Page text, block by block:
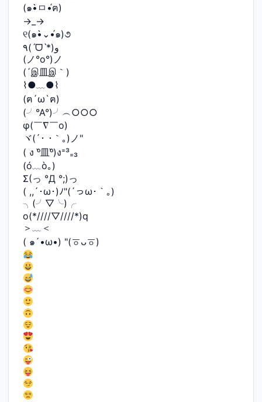
(๑•̀ㅁ•́ฅ)
→_→
୧(๑•̀⌄•́๑)૭
٩(ˊᗜˋ*)و
(ノ°ο°)ノ
(´இ皿இ｀)
⌇●﹏●⌇
(ฅ´ω`ฅ)
(╯°A°)╯︵○○○
φ(￣∇￣o)
ヾ(´･ ･｀｡)ノ"
( ง ᵒ̌皿ᵒ̌)ง⁼³₌₃
(ó﹏ò｡)
Σ(っ °Д °;)っ
( ,,´･ω･)ﾉ"(´っω･｀｡)
╮(╯▽╰)╭
o(*////▽////*)q
＞﹏＜
( ๑´•ω•) "(ㆆᴗㆆ)